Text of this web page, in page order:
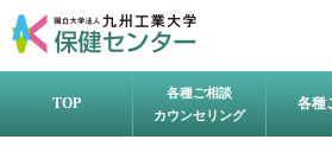
TOP
各種ご相談
カウンセリング
各種